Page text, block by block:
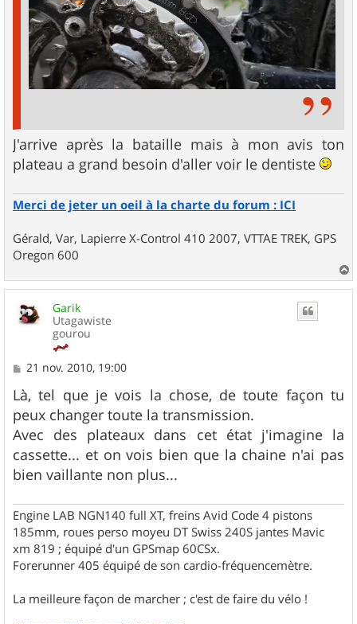
J'arrive après la bataille mais à mon avis ton
plateau a grand besoin d'aller voir le dentiste
Merci de jeter un oeil à la charte du forum : ICI
Gérald, Var, Lapierre X-Control 410 2007, VTTAE TREK, GPS
Oregon 600
a
Garik
Utagawiste
gourou
M
s
s
a
g
e
21 nov. 2010, 19:00
Là, tel que je vois la chose, de toute façon tu
peux changer toute la transmission.
Avec des plateaux dans cet état j'imagine la
cassette... et on vois bien que la chaine n'ai pas
bien vaillante non plus...
Engine LAB NGN140 full XT, freins Avid Code 4 pistons
185mm, roues perso moyeu DT Swiss 240S jantes Mavic
xm 819 ; équipé d'un GPSmap 60CSx.
Forerunner 405 équipé de son cardio-fréquencemètre.
La meilleure façon de marcher ; c'est de faire du vélo !